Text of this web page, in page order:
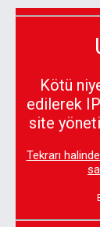
Kötü
edilerek
site
Tekrarı